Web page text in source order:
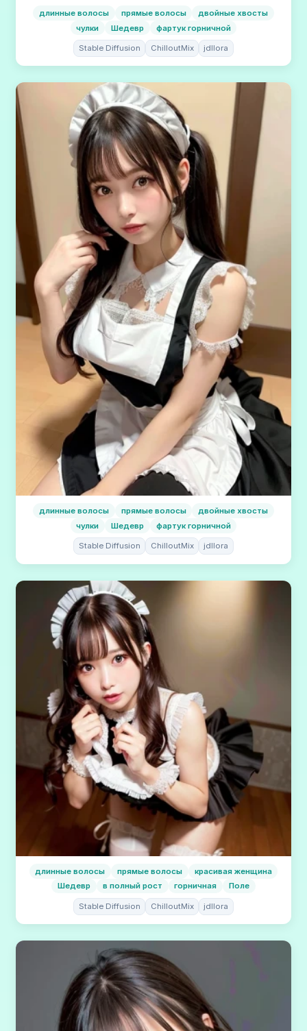
длинные волосы прямые волосы
двойные хвосты
чулки
Шедевр фартук горничной
Stable Diffusion ChilloutMix jdllora
длинные волосы прямые волосы
двойные хвосты
чулки
Шедевр фартук горничной
Stable Diffusion ChilloutMix jdllora
длинные волосы прямые волосы
красивая женщина
Шедевр
в полный рост горничная Поле
Stable Diffusion ChilloutMix jdllora